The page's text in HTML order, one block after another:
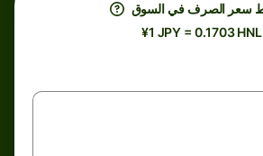
الصرف في السوق
¥1 JPY = 0.1703